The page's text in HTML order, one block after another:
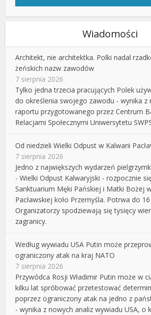
Wiadomości
Architekt, nie architektka. Polki nadal
żeńskich nazw zawodów
7 sierpnia 2026
Tylko jedna trzecia pracujących Polek
do określenia swojego zawodu - wynika z
raportu przygotowanego przez Centrum
Relacjami Społecznymi Uniwersytetu
Od niedzieli Wielki Odpust w Kalwarii
7 sierpnia 2026
Jedno z największych wydarzeń
- Wielki Odpust Kalwaryjski - rozpocznie
Sanktuarium Męki Pańskiej i Matki Bożej
Pacławskiej koło Przemyśla. Potrwa do
Organizatorzy spodziewają się tysięcy
zagranicy.
Według wywiadu USA Putin może
ograniczony atak na kraj NATO
7 sierpnia 2026
Przywódca Rosji Władimir Putin może w
kilku lat spróbować przetestować
poprzez ograniczony atak na jedno z
- wynika z nowych analiz wywiadu USA, o